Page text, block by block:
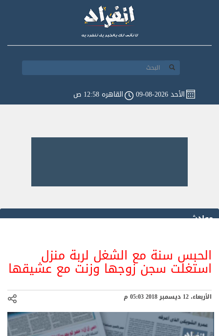
الأحد 2026-08-09 القاهره 12:58 ص
حوادث
الحبس سنة مع الشغل لربة منزل
استغلت سجن زوجها وزنت مع عشيقها
الأربعاء، 12 ديسمبر 2018 05:03 م